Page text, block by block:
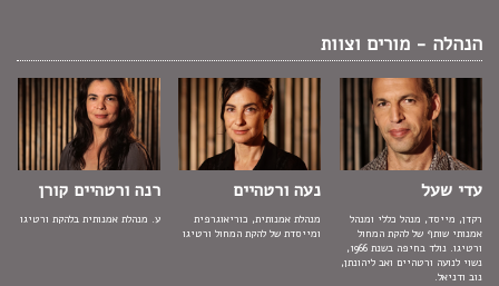
הנהלה - מורים וצוות
עדי שעל
רקדן, מייסד, מנהל כללי ומנהל
אמנותי שותף של להקת המחול
ורטיגו. נולד בחיפה בשנת 1966,
נשוי לנועה ורטהיים ואב ליהונתן,
נוב ודניאל.
נעה ורטהיים
מנהלת אמנותית, כוריאוגרפית
ומייסדת של להקת המחול ורטיגו
רנה ורטהיים קורן
ע. מנהלת אמנותית בלהקת ורטיגו